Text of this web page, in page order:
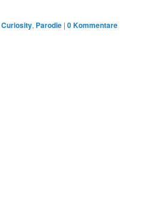
Curiosity, Parodie | 0 Kommentare